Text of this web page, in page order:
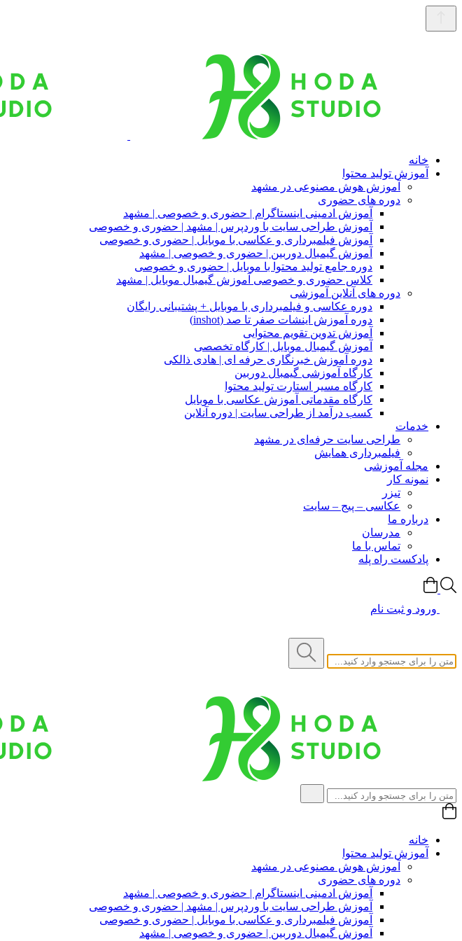
خانه
آموزش تولید محتوا
آموزش هوش مصنوعی در مشهد
دوره های حضوری
آموزش ادمینی اینستاگرام | حضوری و خصوصی | مشهد
آموزش طراحی سایت با وردپرس | مشهد | حضوری و خصوصی
آموزش فیلمبرداری و عکاسی با موبایل | حضوری و خصوصی
آموزش گیمبال دوربین | حضوری و خصوصی | مشهد
دوره جامع تولید محتوا با موبایل | حضوری و خصوصی
کلاس حضوری و خصوصی آموزش گیمبال موبایل | مشهد
دوره های آنلاین آموزشی
دوره عکاسی و فیلمبرداری با موبایل + پشتیبانی رایگان
دوره آموزش اینشات صفر تا صد (inshot)
آموزش تدوین تقویم محتوایی
آموزش گیمبال موبایل | کارگاه تخصصی
دوره آموزش خبرنگاری حرفه ای | هادی ذالکی
کارگاه آموزشی گیمبال دوربین
کارگاه مسیر استارت تولید محتوا
کارگاه مقدماتی آموزش عکاسی با موبایل
کسب درآمد از طراحی سایت | دوره آنلاین
خدمات
طراحی سایت حرفه‌ای در مشهد
فیلمبرداری همایش
مجله آموزشی
نمونه کار
تیزر
عکاسی – پیج – سایت
درباره ما
مدرسان
تماس با ما
پادکست راه پله
ورود و ثبت نام
خانه
آموزش تولید محتوا
آموزش هوش مصنوعی در مشهد
دوره های حضوری
آموزش ادمینی اینستاگرام | حضوری و خصوصی | مشهد
آموزش طراحی سایت با وردپرس | مشهد | حضوری و خصوصی
آموزش فیلمبرداری و عکاسی با موبایل | حضوری و خصوصی
آموزش گیمبال دوربین | حضوری و خصوصی | مشهد